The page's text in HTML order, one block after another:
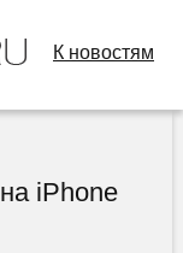
К новостям
iPhone